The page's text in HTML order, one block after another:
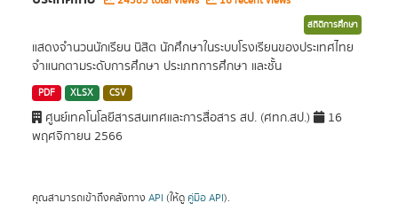
สถิติการศึกษา
แสดงจำนวนนักเรียน นิสิต นักศึกษาในระบบโรงเรียนของประเทศไทย
จำแนกตามระดับการศึกษา ประเภทการศึกษา และชั้น
PDF XLSX CSV
ศูนย์เทคโนโลยีสารสนเทศและการสื่อสาร สป. (ศทก.สป.)
16
พฤศจิกายน 2566
คุณสามารถเข้าถึงคลังทาง API (ให้ดู คู่มือ API).